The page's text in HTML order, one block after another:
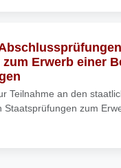
Erwerb einer
Teilnahme an den
zum